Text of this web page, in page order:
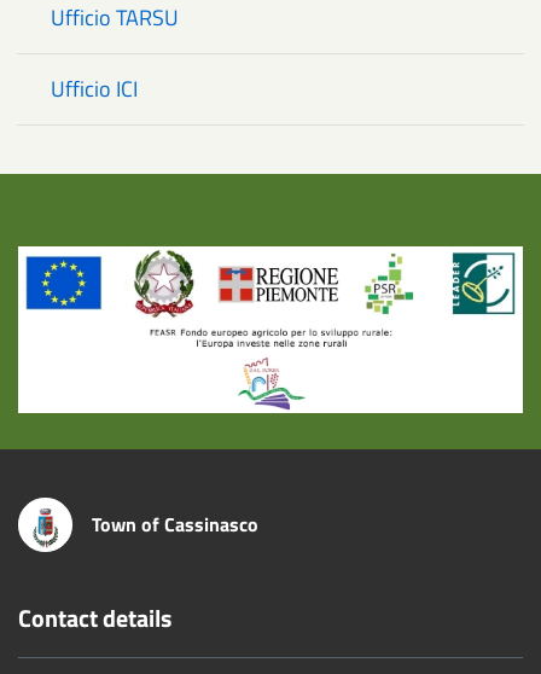
Ufficio TARSU
Ufficio ICI
Title
Town of Cassinasco
Contact details